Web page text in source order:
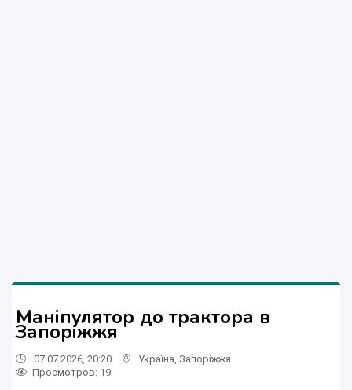
Маніпулятор до трактора в
Запоріжжя
07.07.2026, 20:20 Україна Запоріжжя
Просмотров: 19